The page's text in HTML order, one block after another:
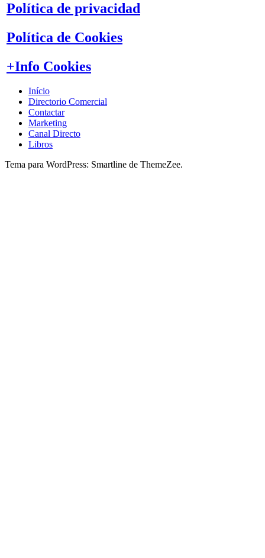
Política de privacidad
Política de Cookies
+Info Cookies
Início
Directorio Comercial
Contactar
Marketing
Canal Directo
Libros
Tema para WordPress: Smartline de ThemeZee.